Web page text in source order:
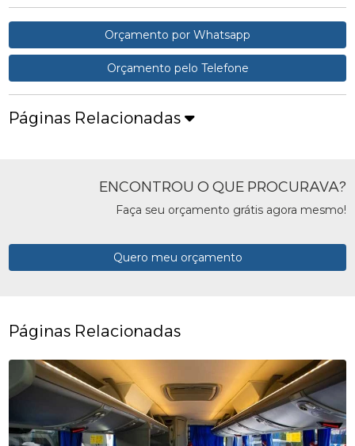
Orçamento por Whatsapp
Orçamento pelo Telefone
Páginas Relacionadas
ENCONTROU O QUE PROCURAVA?
Faça seu orçamento grátis agora mesmo!
Quero meu orçamento
Páginas Relacionadas